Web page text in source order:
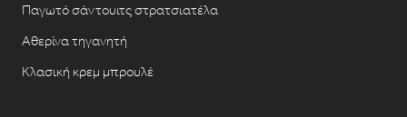
Παγωτό σάντουιτς στρατσιατέλα
Αθερίνα τηγανητή
Κλασική κρεμ μπρουλέ